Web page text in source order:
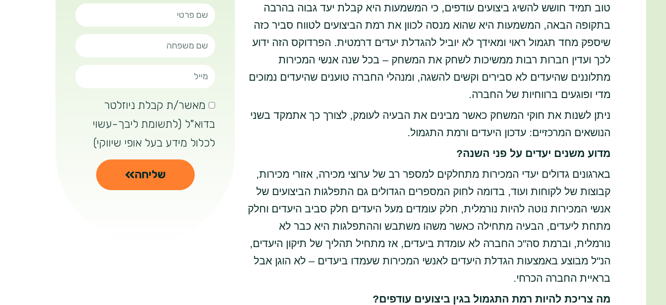
טוב תמיד חושש להשיג ביצועים עודפים, כי המשמעות היא קבלת יעד גבוה בהרבה
בתקופה הבאה, המשמעות היא שהוא מנסה לכוון את רמת הביצועים לטווח סביר כזה
שיספק מחד תגמול ראוי ומאידך לא יוביל להגדלת יעדים דרמטית. הפרדוקס הזה ידוע
לכך ועדין חברות רבות ממשיכות לשחק את המשחק – בכל שנה אנשי המכירות
מתלוננים שהיעדים לא סבירים וקשים להשגה, ומנהלי החברה טוענים שהיעדים נמוכים
מדי ופוגעים ברווחיות של החברה.
ניתן לשנות את חוקי המשחק כאשר מבינים את הבעיה לעומק, לצורך כך אתמקד בשני
הנושאים המרכזיים: עדכון היעדים ורמת התגמול.
מדוע משנים יעדים על פני השנה?
בארגונים גדולים יעדי המכירות מתחלקים למספר רב של ערוצי מכירה, אזורי מכירות,
קבוצות של לקוחות ועוד, בדומה לחוק המספרים הגדולים גם התפלגות הביצועים של
אנשי המכירות נוטה להיות נורמלית, חלק עומדים מעל היעדים חלק סביב היעדים וחלק
מתחת ליעדים, הבעיה מתחילה כאשר משהו משתבש וההתפלגות היא כבר לא
נורמלית, וברמת סה"כ החברה לא עומדת ביעדים, אז מתחיל תהליך של תיקון היעדים,
הנ"ל מבוצע באמצעות הגדלת היעדים לאנשי המכירות שעמדו ביעדים – לא הוגן אבל
בראיית החברה הכרחי.
מה צריכת להיות רמת התגמול בגין ביצועים עודפים?
מאשר/ת קבלת ניוזלטר
בדוא"ל (לתשומת ליבך-עשוי
לכלול מידע בעל אופי שיווקי)
שליחה